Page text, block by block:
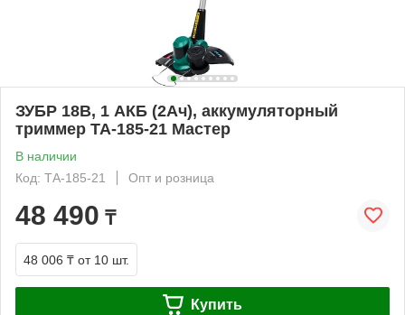
ЗУБР 18В, 1 АКБ (2Ач), аккумуляторный
триммер ТА-185-21 Мастер
В наличии
Код: ТА-185-21
Опт и розница
48 490 ₸
48 006 ₸ от 10 шт.
Купить